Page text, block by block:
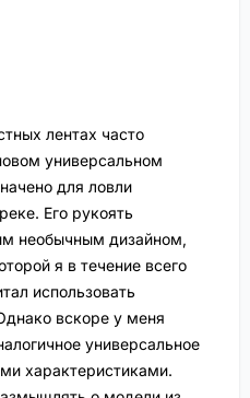
лентах часто
универсальном
для ловли
Его рукоять
необычным дизайном,
я в течение всего
использовать
вскоре у меня
универсальное
характеристиками.